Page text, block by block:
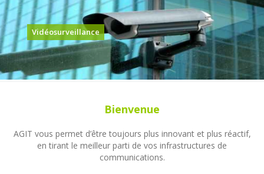
Vidéosurveillance
Bienvenue
AGIT vous permet d’être toujours plus innovant et plus réactif,
en tirant le meilleur parti de vos infrastructures de
communications.